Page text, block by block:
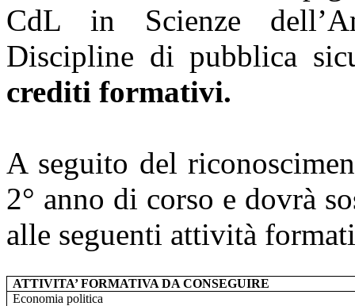
CdL in Scienze
Discipline di pubblica
crediti formativi.
A seguito del
2° anno di corso e dovrà
alle seguenti attività
ATTIVITA’ FORMATIVA DA CONSEGUIRE
Economia politica